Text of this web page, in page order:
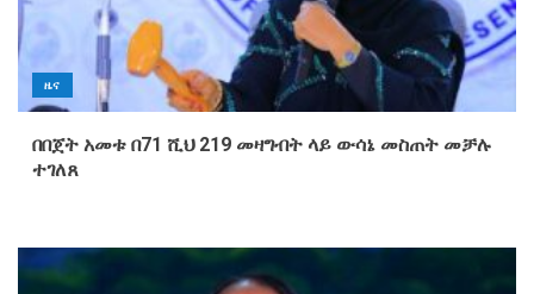
ዜና
በበጀት አመቱ በ71 ሺህ 219 መዛግብት ላይ ውሳኔ መስጠት መቻሉ
ተገለጸ